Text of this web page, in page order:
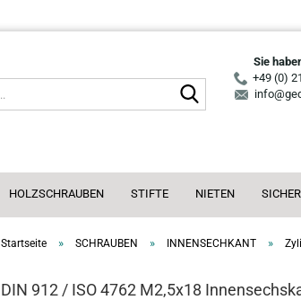
Suche...
Sie
+49 (0)
HOLZSCHRAUBEN STIFTE NIETEN
Startseite » SCHRAUBEN » INNENSECHKANT »
DIN 912 / ISO 4762 M2,5x18